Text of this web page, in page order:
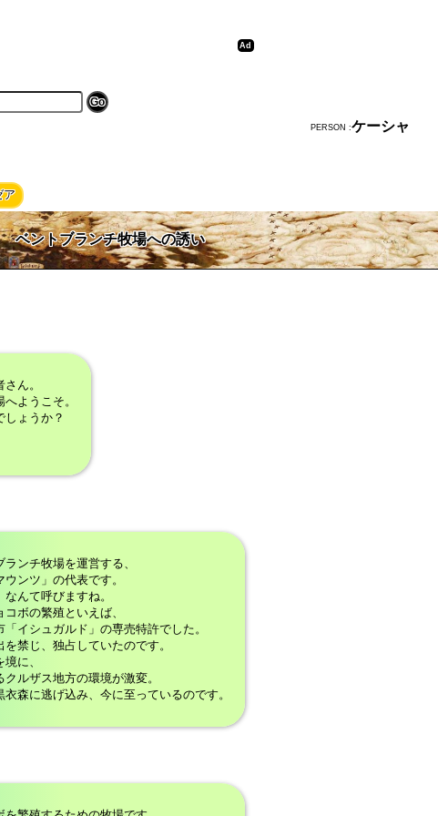
PERSON :ケーシャ
ア
ベントブランチ牧場への誘い
ん。
ようこそ。
しょうか？
ンチ牧場を運営する、
ウンツ」の代表です。
んて呼びますね。
ボの繁殖といえば、
イシュガルド」の専売特許でした。
禁じ、独占していたのです。
に、
ルザス地方の環境が激変。
森に逃げ込み、今に至っているのです。